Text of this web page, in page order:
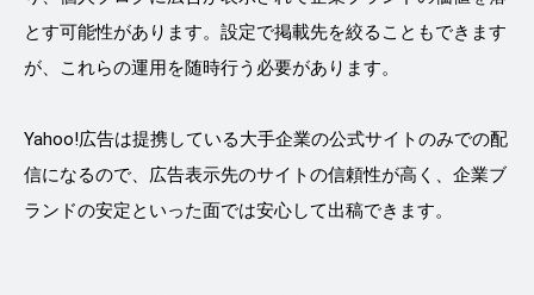
とす可能性があります。設定で掲載先を絞ることもできます
が、これらの運用を随時行う必要があります。
Yahoo!広告は提携している大手企業の公式サイトのみでの配
信になるので、広告表示先のサイトの信頼性が高く、企業ブ
ランドの安定といった面では安心して出稿できます。